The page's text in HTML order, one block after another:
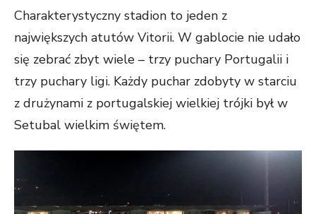
Charakterystyczny stadion to jeden z
największych atutów Vitorii. W gablocie nie udało
się zebrać zbyt wiele – trzy puchary Portugalii i
trzy puchary ligi. Każdy puchar zdobyty w starciu
z drużynami z portugalskiej wielkiej trójki był w
Setubal wielkim świętem.